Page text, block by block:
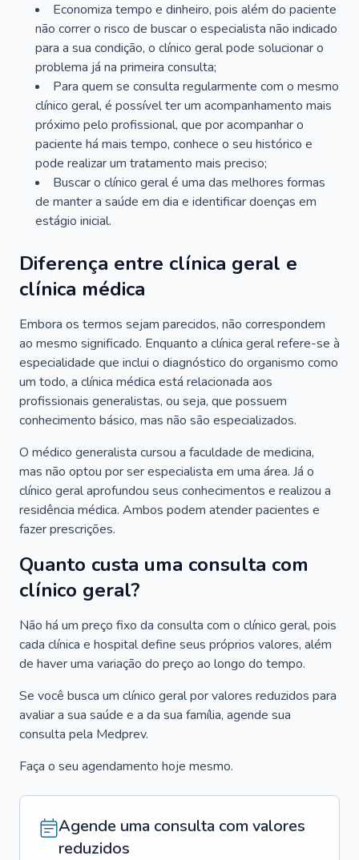
Economiza tempo e dinheiro, pois além do paciente
não correr o risco de buscar o especialista não indicado
para a sua condição, o clínico geral pode solucionar o
problema já na primeira consulta;
Para quem se consulta regularmente com o mesmo
clínico geral, é possível ter um acompanhamento mais
próximo pelo profissional, que por acompanhar o
paciente há mais tempo, conhece o seu histórico e
pode realizar um tratamento mais preciso;
Buscar o clínico geral é uma das melhores formas
de manter a saúde em dia e identificar doenças em
estágio inicial.
Diferença entre clínica geral e
clínica médica
Embora os termos sejam parecidos, não correspondem
ao mesmo significado. Enquanto a clínica geral refere-se à
especialidade que inclui o diagnóstico do organismo como
um todo, a clínica médica está relacionada aos
profissionais generalistas, ou seja, que possuem
conhecimento básico, mas não são especializados.
O médico generalista cursou a faculdade de medicina,
mas não optou por ser especialista em uma área. Já o
clínico geral aprofundou seus conhecimentos e realizou a
residência médica. Ambos podem atender pacientes e
fazer prescrições.
Quanto custa uma consulta com
clínico geral?
Não há um preço fixo da consulta com o clínico geral, pois
cada clínica e hospital define seus próprios valores, além
de haver uma variação do preço ao longo do tempo.
Se você busca um clínico geral por valores reduzidos para
avaliar a sua saúde e a da sua família, agende sua
consulta pela Medprev.
Faça o seu agendamento hoje mesmo.
Agende uma consulta com valores
reduzidos